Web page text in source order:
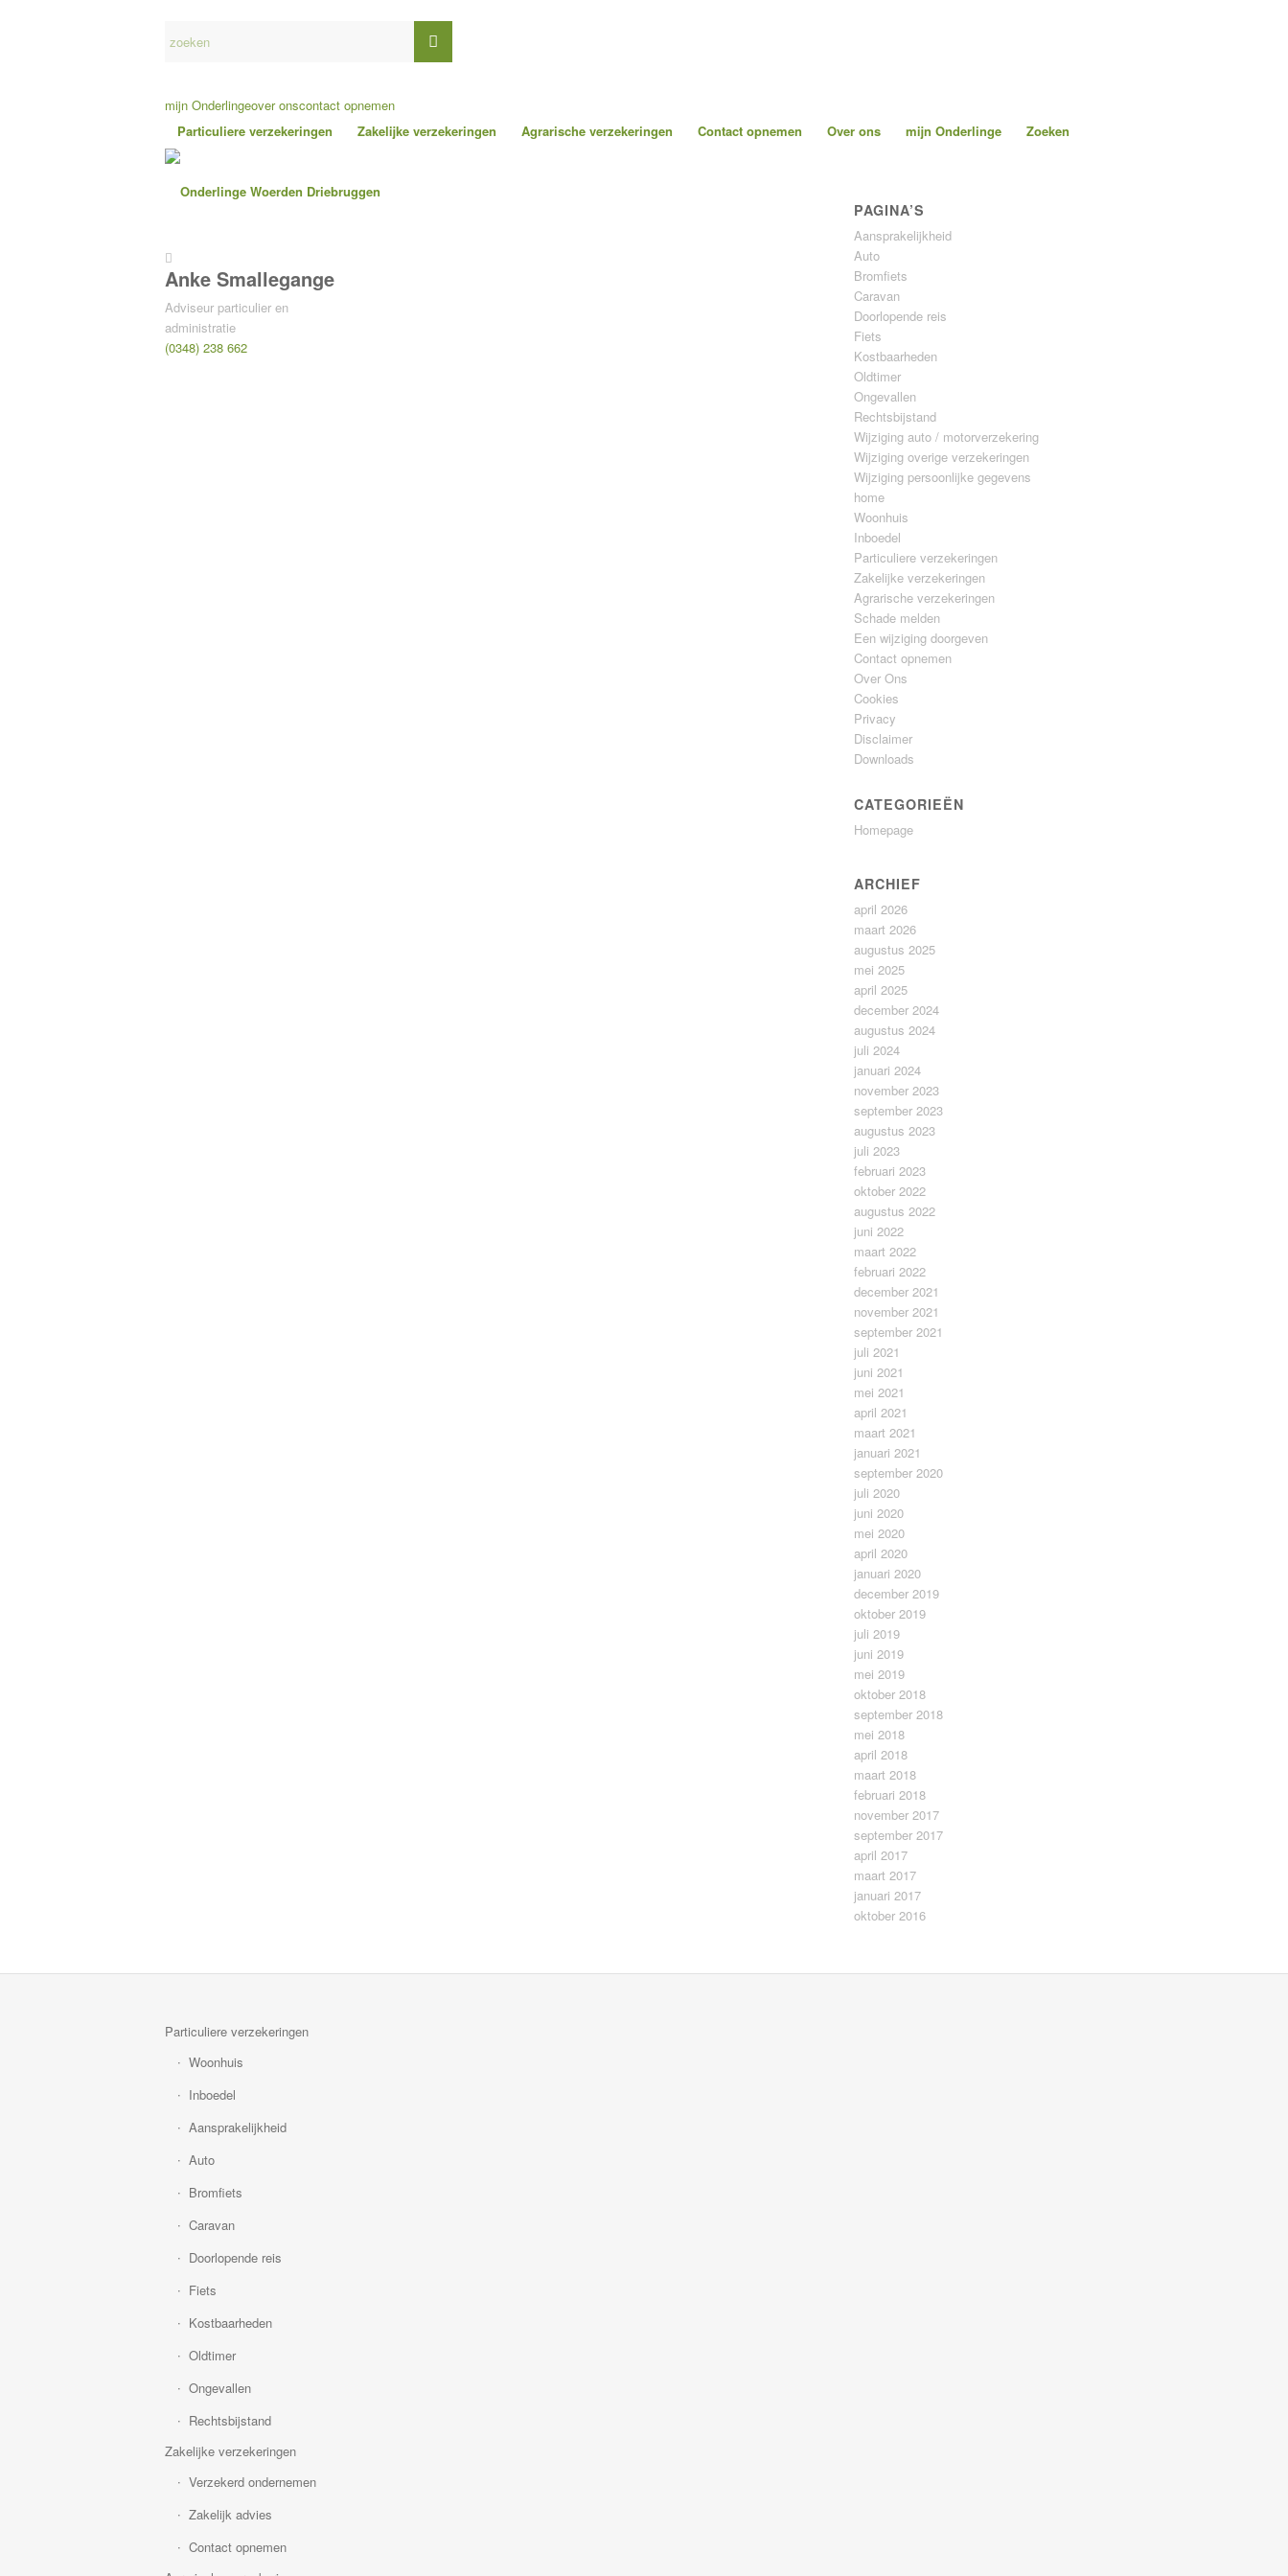
mijn Onderlingeover onscontact opnemen
Particuliere verzekeringen
Zakelijke verzekeringen Agrarische verzekeringen Contact opnemen Over ons mijn Onderlinge Zoeken
Anke Smallegange
Adviseur particulier en
administratie
(0348) 238 662
PAGINA’S
Aansprakelijkheid
Auto
Bromfiets
Caravan
Doorlopende reis
Fiets
Kostbaarheden
Oldtimer
Ongevallen
Rechtsbijstand
Wijziging auto / motorverzekering
Wijziging overige verzekeringen
Wijziging persoonlijke gegevens
home
Woonhuis
Inboedel
Particuliere verzekeringen
Zakelijke verzekeringen
Agrarische verzekeringen
Schade melden
Een wijziging doorgeven
Contact opnemen
Over Ons
Cookies
Privacy
Disclaimer
Downloads
CATEGORIEËN
Homepage
ARCHIEF
april 2026
maart 2026
augustus 2025
mei 2025
april 2025
december 2024
augustus 2024
juli 2024
januari 2024
november 2023
september 2023
augustus 2023
juli 2023
februari 2023
oktober 2022
augustus 2022
juni 2022
maart 2022
februari 2022
december 2021
november 2021
september 2021
juli 2021
juni 2021
mei 2021
april 2021
maart 2021
januari 2021
september 2020
juli 2020
juni 2020
mei 2020
april 2020
januari 2020
december 2019
oktober 2019
juli 2019
juni 2019
mei 2019
oktober 2018
september 2018
mei 2018
april 2018
maart 2018
februari 2018
november 2017
september 2017
april 2017
maart 2017
januari 2017
oktober 2016
Particuliere verzekeringen
Woonhuis
Inboedel
Aansprakelijkheid
Auto
Bromfiets
Caravan
Doorlopende reis
Fiets
Kostbaarheden
Oldtimer
Ongevallen
Rechtsbijstand
Zakelijke verzekeringen
Verzekerd ondernemen
Zakelijk advies
Contact opnemen